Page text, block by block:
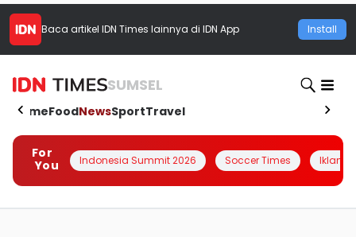
Baca artikel IDN Times lainnya di IDN App Install
SUMSEL
HomeFoodNewsSportTravel
For
You
Indonesia Summit 2026 Soccer Times Iklanin